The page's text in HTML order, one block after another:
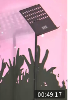
00:49:17